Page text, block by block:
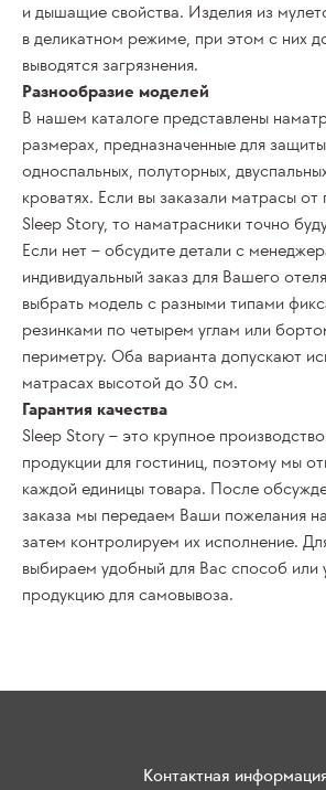
и дышащие свойства. Изделия из
в деликатном режиме, при этом с них
выводятся загрязнения.
Разнообразие моделей
В нашем каталоге представлены
размерах, предназначенные для
односпальных, полуторных,
кроватях. Если вы заказали матрасы от
Sleep Story, то наматрасники точно
Если нет – обсудите детали с
индивидуальный заказ для Вашего отеля
выбрать модель с разными типами
резинками по четырем углам или
периметру. Оба варианта допускают
матрасах высотой до 30 см.
Гарантия качества
Sleep Story – это крупное
продукции для гостиниц, поэтому мы
каждой единицы товара. После
заказа мы передаем Ваши пожелания
затем контролируем их исполнение.
выбираем удобный для Вас способ или
продукцию для самовывоза.
Контактная